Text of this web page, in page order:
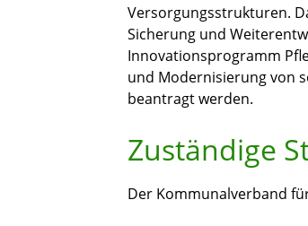
Versorgungsstrukturen.
Sicherung und
Innovationsprogramm
und Modernisierung von
beantragt werden.
Zuständige
Der Kommunalverband